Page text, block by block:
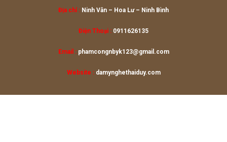
Địa chỉ : Ninh Vân – Hoa Lư – Ninh Bình
Điện Thoại : 0911626135
Email :phamcongnbyk123@gmail.com
Website :damynghethaiduy.com